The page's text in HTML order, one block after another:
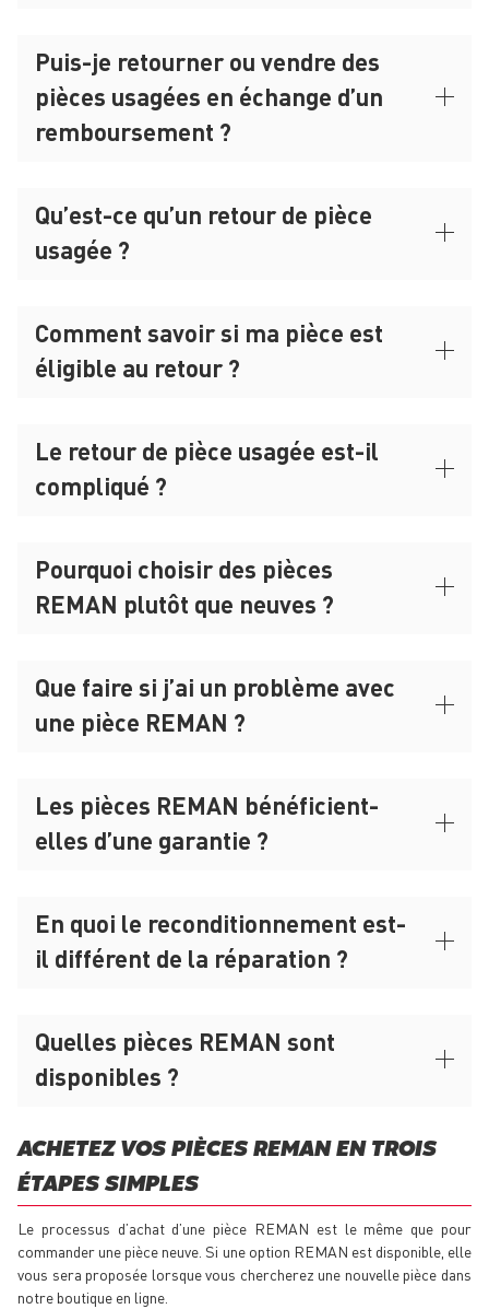
Puis-je retourner ou vendre des
pièces usagées en échange d’un
remboursement ?
Qu’est-ce qu’un retour de pièce
usagée ?
Comment savoir si ma pièce est
éligible au retour ?
Le retour de pièce usagée est-il
compliqué ?
Pourquoi choisir des pièces
REMAN plutôt que neuves ?
Que faire si j’ai un problème avec
une pièce REMAN ?
Les pièces REMAN bénéficient-
elles d’une garantie ?
En quoi le reconditionnement est-
il différent de la réparation ?
Quelles pièces REMAN sont
disponibles ?
ACHETEZ VOS PIÈCES REMAN EN TROIS
ÉTAPES SIMPLES
Le processus d’achat d’une pièce REMAN est le même que pour
commander une pièce neuve. Si une option REMAN est disponible, elle
vous sera proposée lorsque vous chercherez une nouvelle pièce dans
notre boutique en ligne.